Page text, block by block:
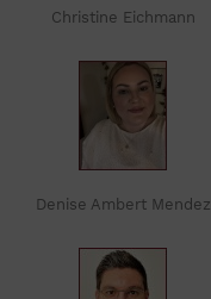
Christine Eichmann
Denise Ambert Mendez